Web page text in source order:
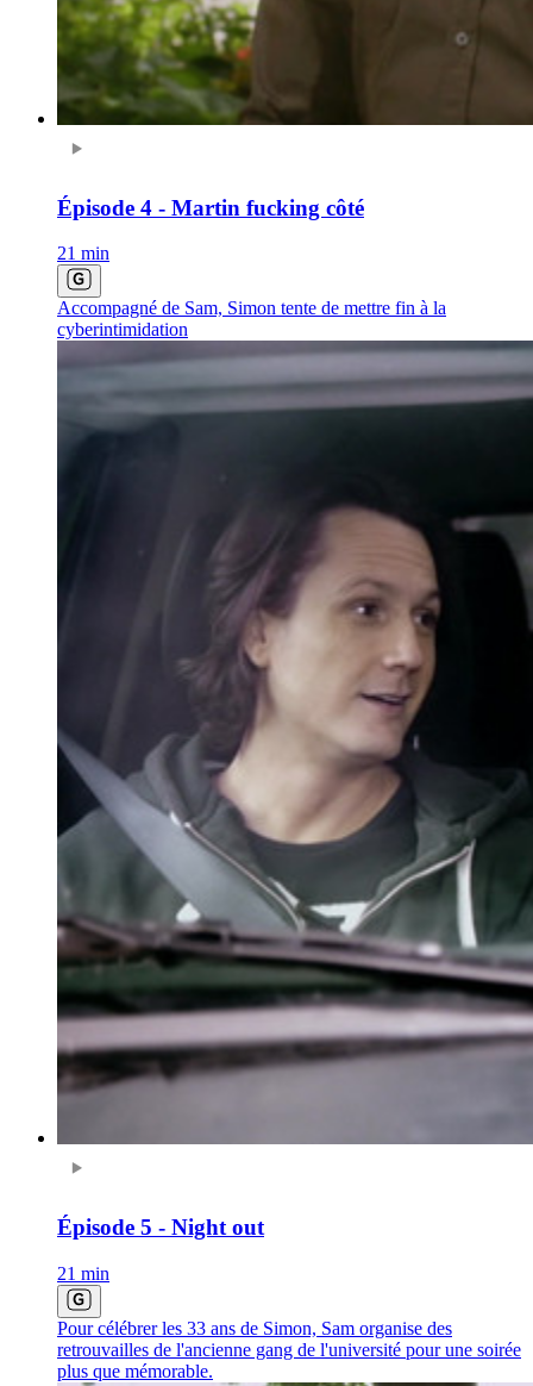
Épisode 4 - Martin fucking côté
21 min
Accompagné de Sam, Simon tente de mettre fin à la
cyberintimidation
Épisode 5 - Night out
21 min
Pour célébrer les 33 ans de Simon, Sam organise des
retrouvailles de l'ancienne gang de l'université pour une soirée
plus que mémorable.